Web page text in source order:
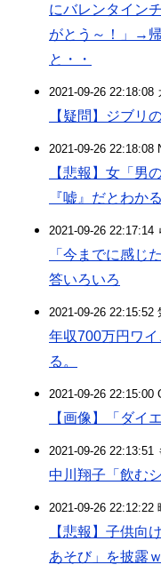
にバレンタイン
がとう～！」→
と・・
2021-09-26 22:18:08
【疑問】ジブリ
2021-09-26 22:18:08
【悲報】女「男
『嘘』だとわか
2021-09-26 22:17:14
「今までに感じ
答いろいろ
2021-09-26 22:15:52
年収700万円ワ
る。
2021-09-26 22:15:00
【画像】「ダイ
2021-09-26 22:13:51
中川翔子「飲む
2021-09-26 22:12:22
【悲報】子供向
あそび」を披露